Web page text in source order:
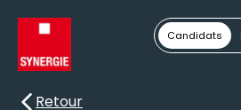
Candidats
Retour